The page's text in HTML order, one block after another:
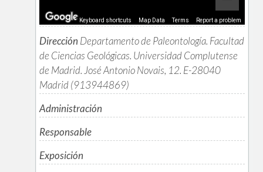
Keyboard shortcuts Map Data Terms Report a problem
Dirección Departamento de Paleontología. Facultad
de Ciencias Geológicas. Universidad Complutense
de Madrid. José Antonio Novais, 12. E-28040
Madrid (913944869)
Administración
Responsable
Exposición